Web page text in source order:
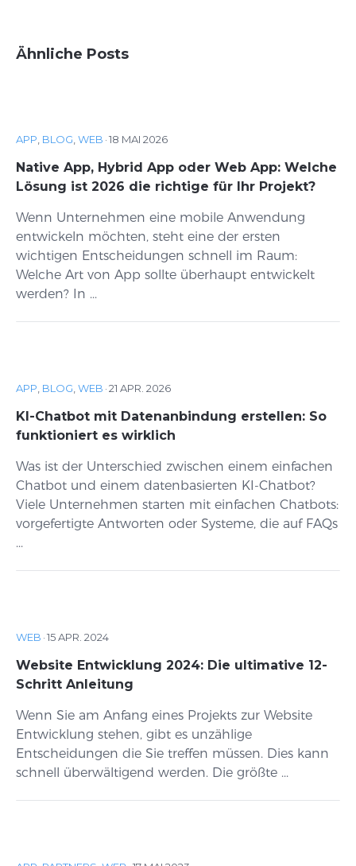
Ähnliche Posts
APP, BLOG,WEB ·18 MAI 2026
Native App, Hybrid App oder Web App: Welche
Lösung ist 2026 die richtige für Ihr Projekt?
Wenn Unternehmen eine mobile Anwendung
entwickeln möchten, steht eine der ersten
wichtigen Entscheidungen schnell im Raum:
Welche Art von App sollte überhaupt entwickelt
werden? In ...
APP, BLOG,WEB ·21 APR. 2026
KI-Chatbot mit Datenanbindung erstellen: So
funktioniert es wirklich
Was ist der Unterschied zwischen einem einfachen
Chatbot und einem datenbasierten KI-Chatbot?
Viele Unternehmen starten mit einfachen Chatbots:
vorgefertigte Antworten oder Systeme, die auf FAQs
...
WEB ·15 APR. 2024
Website Entwicklung 2024: Die ultimative 12-
Schritt Anleitung
Wenn Sie am Anfang eines Projekts zur Website
Entwicklung stehen, gibt es unzählige
Entscheidungen die Sie treffen müssen. Dies kann
schnell überwältigend werden. Die größte ...